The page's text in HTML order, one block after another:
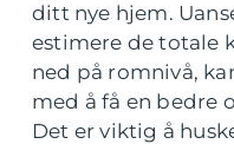
ditt nye hjem.
estimere de totale
ned på romnivå,
med å få en bedre
Det er viktig å